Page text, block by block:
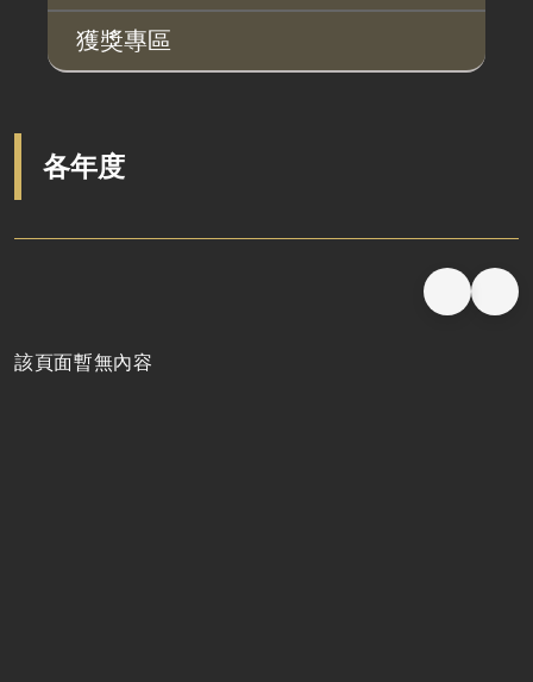
廉政平臺
啟動儀式及交流座談會
廉政體系
獲獎專區
各年度
該頁面暫無內容